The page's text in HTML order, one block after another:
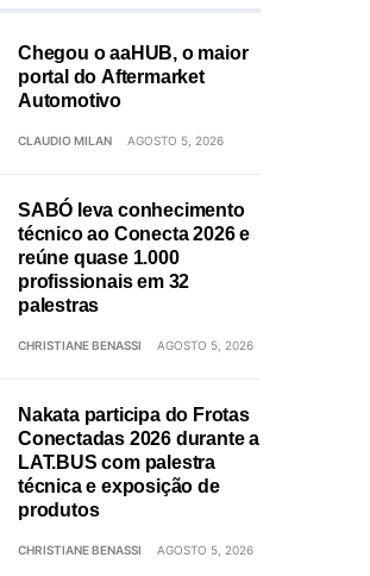
Chegou o aaHUB, o maior
portal do Aftermarket
Automotivo
CLAUDIO MILAN AGOSTO 5, 2026
SABÓ leva conhecimento
técnico ao Conecta 2026 e
reúne quase 1.000
profissionais em 32
palestras
CHRISTIANE BENASSI AGOSTO 5, 2026
Nakata participa do Frotas
Conectadas 2026 durante a
LAT.BUS com palestra
técnica e exposição de
produtos
CHRISTIANE BENASSI AGOSTO 5, 2026